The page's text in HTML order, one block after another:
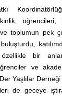
öğrencileri,
toplumun pek
bir
ve
Yaşlılar
de geceye